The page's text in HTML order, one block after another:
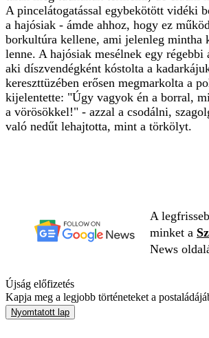
A pincelátogatással egybekötött vidéki
a hajósiak - ámde ahhoz, hogy ez
borkultúra kellene, ami jelenleg mintha
lenne. A hajósiak mesélnek egy
aki díszvendégként kóstolta a
kereszttüzében erősen megmarkolta a
kijelentette: "Úgy vagyok én a borral,
a vörösökkel!" - azzal a csodálni,
való nedűt lehajtotta, mint a törkölyt.
A
minket a
News
Újság előfizetés
Kapja meg a legjobb történeteket a
Nyomtatott lap